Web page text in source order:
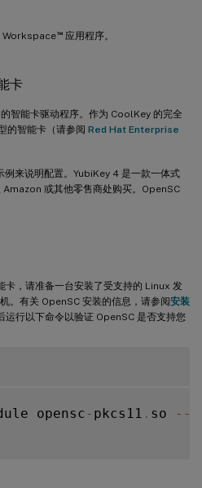
Workspace™应用程序。
卡
智能卡驱动程序。作为 CoolKey 的完全
的智能卡（请参阅 Red Hat Enterprise
来说明配置。YubiKey 4 是一款一体式
Amazon 或其他零售商处购买。OpenSC
卡，请准备一台安装了受支持的 Linux 发
。有关 OpenSC 安装的信息，请参阅安装
运行以下命令以验证 OpenSC 是否支持您
opensc - pkcs11 . so --